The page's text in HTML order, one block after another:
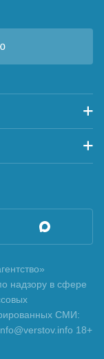
надзору в сфере
СМИ:
18+